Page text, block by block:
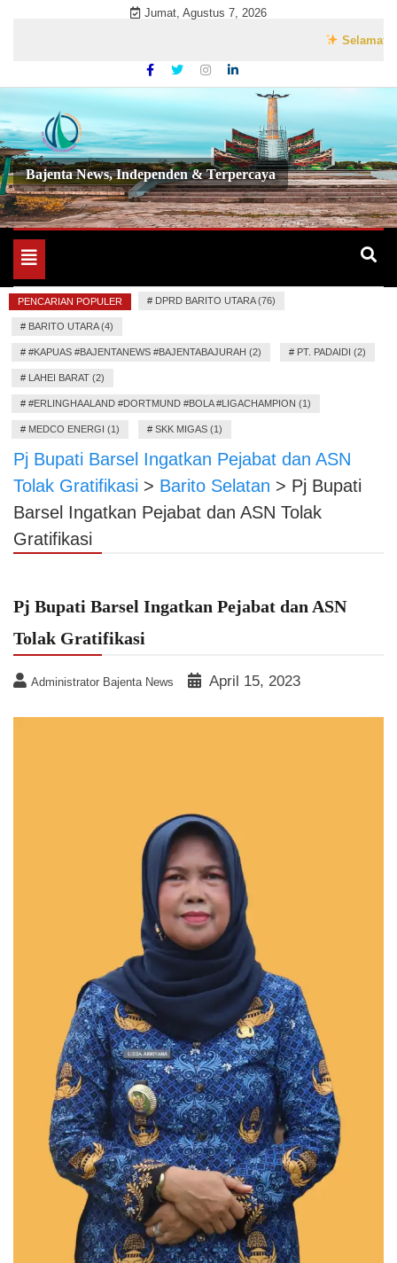
Jumat, Agustus 7, 2026
Selamat
Bajenta News, Independen & Terpercaya
Toggle
navigation
PENCARIAN POPULER # DPRD BARITO UTARA (76)
# BARITO UTARA (4)
# #KAPUAS #BAJENTANEWS #BAJENTABAJURAH (2) # PT. PADAIDI (2)
# LAHEI BARAT (2)
# #ERLINGHAALAND #DORTMUND #BOLA #LIGACHAMPION (1)
# MEDCO ENERGI (1) # SKK MIGAS (1)
Pj Bupati Barsel Ingatkan Pejabat dan ASN
Tolak Gratifikasi > Barito Selatan > Pj Bupati
Barsel Ingatkan Pejabat dan ASN Tolak
Gratifikasi
Pj Bupati Barsel Ingatkan Pejabat dan ASN
Tolak Gratifikasi
Administrator Bajenta News April 15, 2023